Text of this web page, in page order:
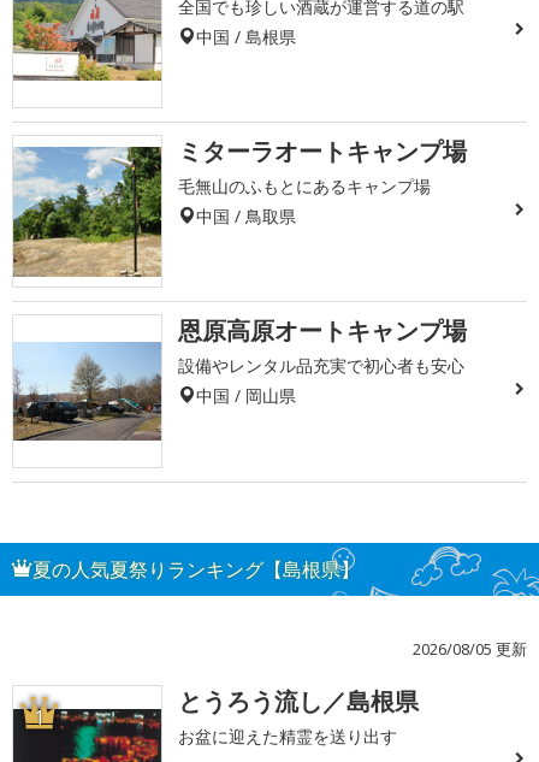
全国でも珍しい酒蔵が運営する道の駅
中国 / 島根県
ミターラオートキャンプ場
毛無山のふもとにあるキャンプ場
中国 / 鳥取県
恩原高原オートキャンプ場
設備やレンタル品充実で初心者も安心
中国 / 岡山県
夏の人気夏祭りランキング【島根県】
2026/08/05 更新
1 とうろう流し／島根県
お盆に迎えた精霊を送り出す